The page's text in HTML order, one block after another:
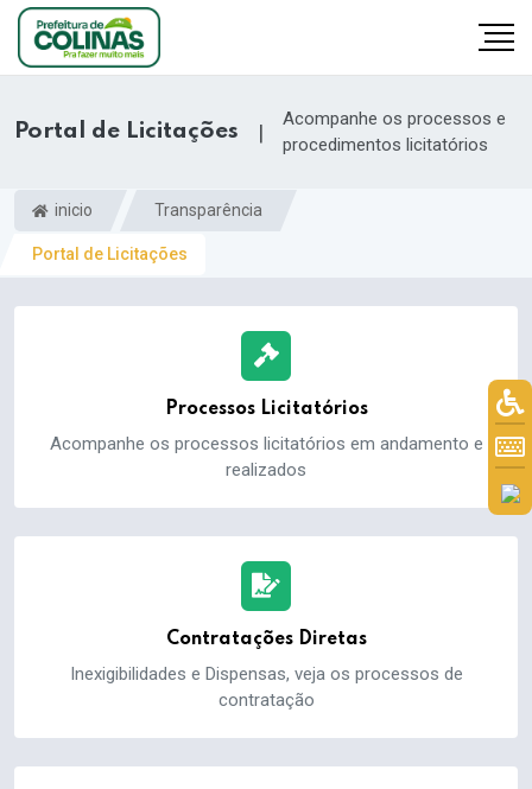
Portal de Licitações |
Acompanhe os processos e
procedimentos licitatórios
inicio Transparência
Portal de Licitações
Processos Licitatórios
Acompanhe os processos licitatórios em andamento e
realizados
Contratações Diretas
Inexigibilidades e Dispensas, veja os processos de
contratação